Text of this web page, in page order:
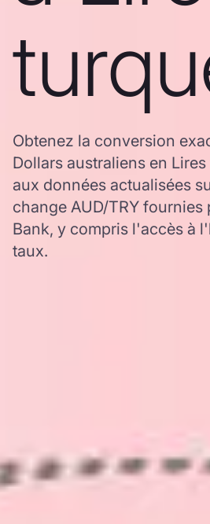
Obtenez la conversion
Dollars australiens en
aux données actualisées
change AUD/TRY fournies
Bank, y compris l'accès à
taux.